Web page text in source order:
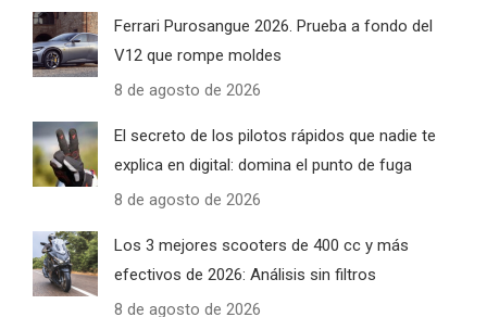
Ferrari Purosangue 2026. Prueba a fondo del
V12 que rompe moldes
8 de agosto de 2026
El secreto de los pilotos rápidos que nadie te
explica en digital: domina el punto de fuga
8 de agosto de 2026
Los 3 mejores scooters de 400 cc y más
efectivos de 2026: Análisis sin filtros
8 de agosto de 2026